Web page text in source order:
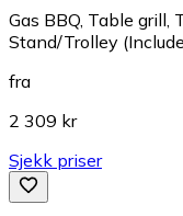
Gas BBQ, Table grill,
Stand/Trolley
fra
2 309 kr
Sjekk priser